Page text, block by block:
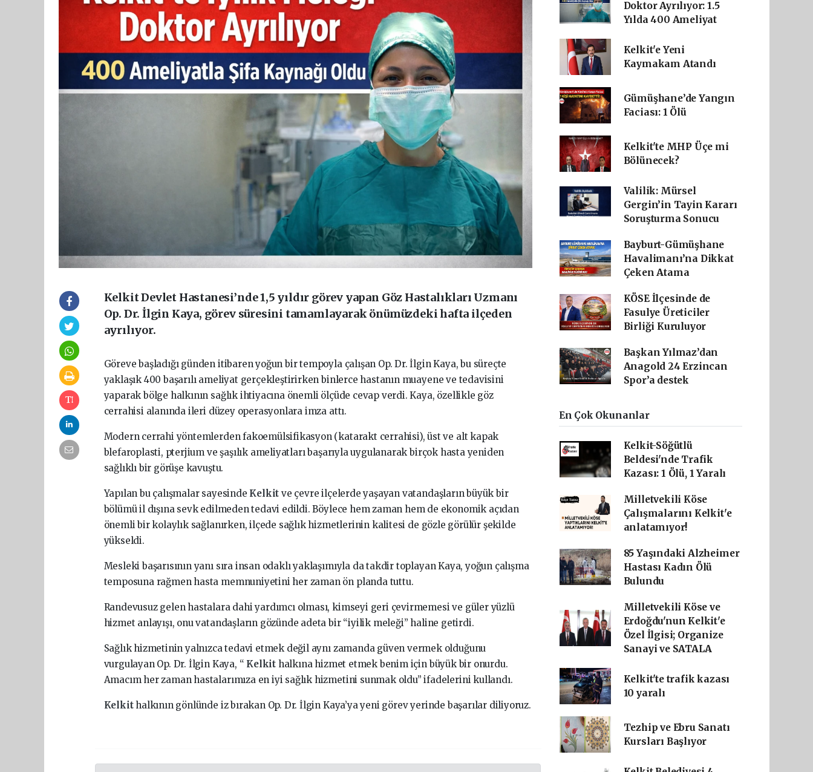
Kelkit Devlet Hastanesi’nde 1,5 yıldır görev yapan Göz Hastalıkları Uzmanı
Op. Dr. İlgin Kaya, görev süresini tamamlayarak önümüzdeki hafta ilçeden
ayrılıyor.
Göreve başladığı günden itibaren yoğun bir tempoyla çalışan Op. Dr. İlgin Kaya, bu süreçte
yaklaşık 400 başarılı ameliyat gerçekleştirirken binlerce hastanın muayene ve tedavisini
yaparak bölge halkının sağlık ihtiyacına önemli ölçüde cevap verdi. Kaya, özellikle göz
cerrahisi alanında ileri düzey operasyonlara imza attı.
Modern cerrahi yöntemlerden fakoemülsifikasyon (katarakt cerrahisi), üst ve alt kapak
blefaroplasti, pterjium ve şaşılık ameliyatları başarıyla uygulanarak birçok hasta yeniden
sağlıklı bir görüşe kavuştu.
Yapılan bu çalışmalar sayesinde Kelkitve çevre ilçelerde yaşayan vatandaşların büyük bir
bölümü il dışına sevk edilmeden tedavi edildi. Böylece hem zaman hem de ekonomik açıdan
önemli bir kolaylık sağlanırken, ilçede sağlık hizmetlerinin kalitesi de gözle görülür şekilde
yükseldi.
Mesleki başarısının yanı sıra insan odaklı yaklaşımıyla da takdir toplayan Kaya, yoğun çalışma
temposuna rağmen hasta memnuniyetini her zaman ön planda tuttu.
Randevusuz gelen hastalara dahi yardımcı olması, kimseyi geri çevirmemesi ve güler yüzlü
hizmet anlayışı, onu vatandaşların gözünde adeta bir “iyilik meleği” haline getirdi.
Sağlık hizmetinin yalnızca tedavi etmek değil aynı zamanda güven vermek olduğunu
vurgulayan Op. Dr. İlgin Kaya, “ Kelkit halkına hizmet etmek benim için büyük bir onurdu.
Amacım her zaman hastalarımıza en iyi sağlık hizmetini sunmak oldu” ifadelerini kullandı.
Kelkithalkının gönlünde iz bırakan Op. Dr. İlgin Kaya’ya yeni görev yerinde başarılar diliyoruz.
Doktor Ayrılıyor: 1.5
Yılda 400 Ameliyat
Kelkit'e Yeni
Kaymakam Atandı
Gümüşhane’de Yangın
Faciası: 1 Ölü
Kelkit'te MHP Üçe mi
Bölünecek?
Valilik: Mürsel
Gergin’in Tayin Kararı
Soruşturma Sonucu
Bayburt-Gümüşhane
Havalimanı’na Dikkat
Çeken Atama
KÖSE İlçesinde de
Fasulye Üreticiler
Birliği Kuruluyor
Başkan Yılmaz’dan
Anagold 24 Erzincan
Spor’a destek
En Çok Okunanlar
Kelkit-Söğütlü
Beldesi'nde Trafik
Kazası: 1 Ölü, 1 Yaralı
Milletvekili Köse
Çalışmalarını Kelkit'e
anlatamıyor!
85 Yaşındaki Alzheimer
Hastası Kadın Ölü
Bulundu
Milletvekili Köse ve
Erdoğdu'nun Kelkit'e
Özel İlgisi; Organize
Sanayi ve SATALA
Kelkit'te trafik kazası
10 yaralı
Tezhip ve Ebru Sanatı
Kursları Başlıyor